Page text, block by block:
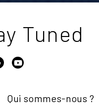
Tuned
Qui sommes-nous ?